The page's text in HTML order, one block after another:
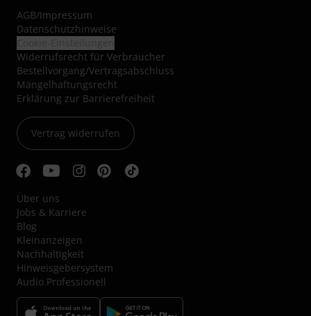
AGB/Impressum
Datenschutzhinweise
Widerrufsrecht für Verbraucher
Bestellvorgang/Vertragsabschluss
Mängelhaftungsrecht
Erklärung zur Barrierefreiheit
Vertrag widerrufen
Über uns
Jobs & Karriere
Blog
Kleinanzeigen
Nachhaltigkeit
Hinweisgebersystem
Audio Professionell